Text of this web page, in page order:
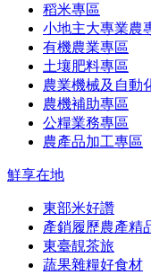
稻米專區
小地主大專業農
有機農業專區
土壤肥料專區
農業機械及自動
農機補助專區
公糧業務專區
農產品加工專區
鮮享在地
東部米好讚
產銷履歷農產精
東臺靚茶旅
蔬果雜糧好食材